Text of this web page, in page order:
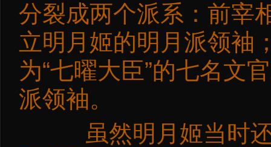
分裂成两个派系：前宰
立明月姬的明月派领袖
为“七曜大臣”的七名文
派领袖。
虽然明月姬当时还